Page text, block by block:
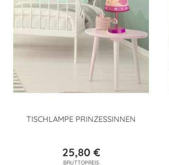
TISCHLAMPE PRINZESSINNEN
Preis
25,80 €
BRUTTOPREIS